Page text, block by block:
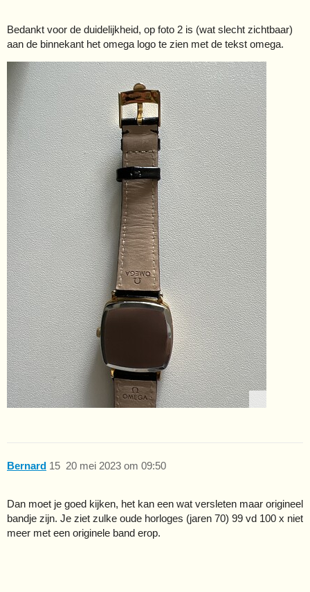
Bedankt voor de duidelijkheid, op foto 2 is (wat slecht zichtbaar)
aan de binnekant het omega logo te zien met de tekst omega.
Bernard 20 mei 2023 om 09:50
15
Dan moet je goed kijken, het kan een wat versleten maar origineel
bandje zijn. Je ziet zulke oude horloges (jaren 70) 99 vd 100 x niet
meer met een originele band erop.